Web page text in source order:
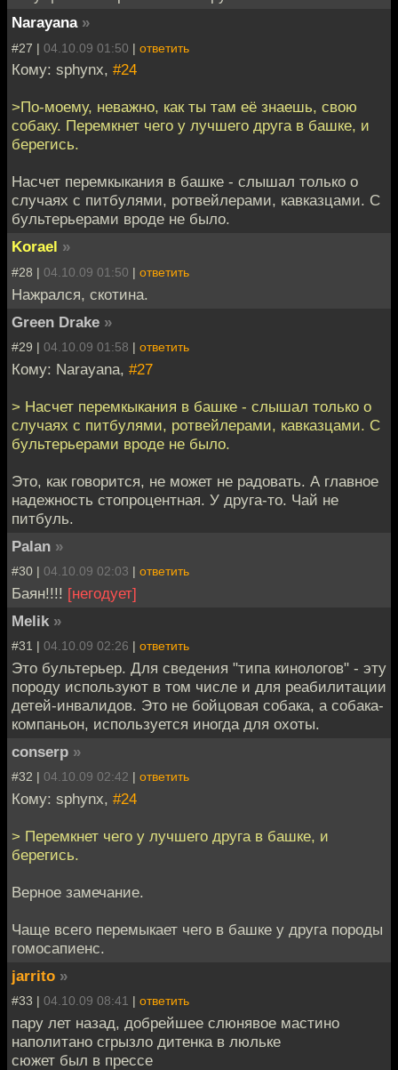
Narayana »
#27 | 04.10.09 01:50 | ответить
Кому: sphynx, #24
>По-моему, неважно, как ты там её знаешь, свою
собаку. Перемкнет чего у лучшего друга в башке, и
берегись.
Насчет перемкыкания в башке - слышал только о
случаях с питбулями, ротвейлерами, кавказцами. С
бультерьерами вроде не было.
Korael »
#28 | 04.10.09 01:50 | ответить
Нажрался, скотина.
Green Drake »
#29 | 04.10.09 01:58 | ответить
Кому: Narayana, #27
> Насчет перемкыкания в башке - слышал только о
случаях с питбулями, ротвейлерами, кавказцами. С
бультерьерами вроде не было.
Это, как говорится, не может не радовать. А главное
надежность стопроцентная. У друга-то. Чай не
питбуль.
Palan »
#30 | 04.10.09 02:03 | ответить
Баян!!!! [негодует]
Melik »
#31 | 04.10.09 02:26 | ответить
Это бультерьер. Для сведения "типа кинологов" - эту
породу используют в том числе и для реабилитации
детей-инвалидов. Это не бойцовая собака, а собака-
компаньон, используется иногда для охоты.
conserp »
#32 | 04.10.09 02:42 | ответить
Кому: sphynx, #24
> Перемкнет чего у лучшего друга в башке, и
берегись.
Верное замечание.
Чаще всего перемыкает чего в башке у друга породы
гомосапиенс.
jarrito »
#33 | 04.10.09 08:41 | ответить
пару лет назад, добрейшее слюнявое мастино
наполитано сгрызло дитенка в люльке
сюжет был в прессе